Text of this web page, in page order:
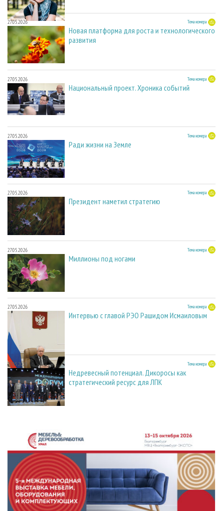
27.05.2026 Тема номера
Новая платформа для роста и технологического
развития
27.05.2026 Тема номера
Национальный проект. Хроника событий
27.05.2026 Тема номера
Ради жизни на Земле
27.05.2026 Тема номера
Президент наметил стратегию
27.05.2026 Тема номера
Миллионы под ногами
27.05.2026 Тема номера
Интервью с главой РЭО Рашидом Исмаиловым
27.05.2026 Тема номера
Недревесный потенциал. Дикоросы как
стратегический ресурс для ЛПК